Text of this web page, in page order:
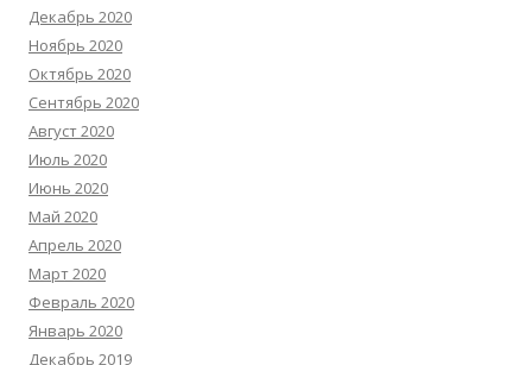
Декабрь 2020
Ноябрь 2020
Октябрь 2020
Сентябрь 2020
Август 2020
Июль 2020
Июнь 2020
Май 2020
Апрель 2020
Март 2020
Февраль 2020
Январь 2020
Декабрь 2019